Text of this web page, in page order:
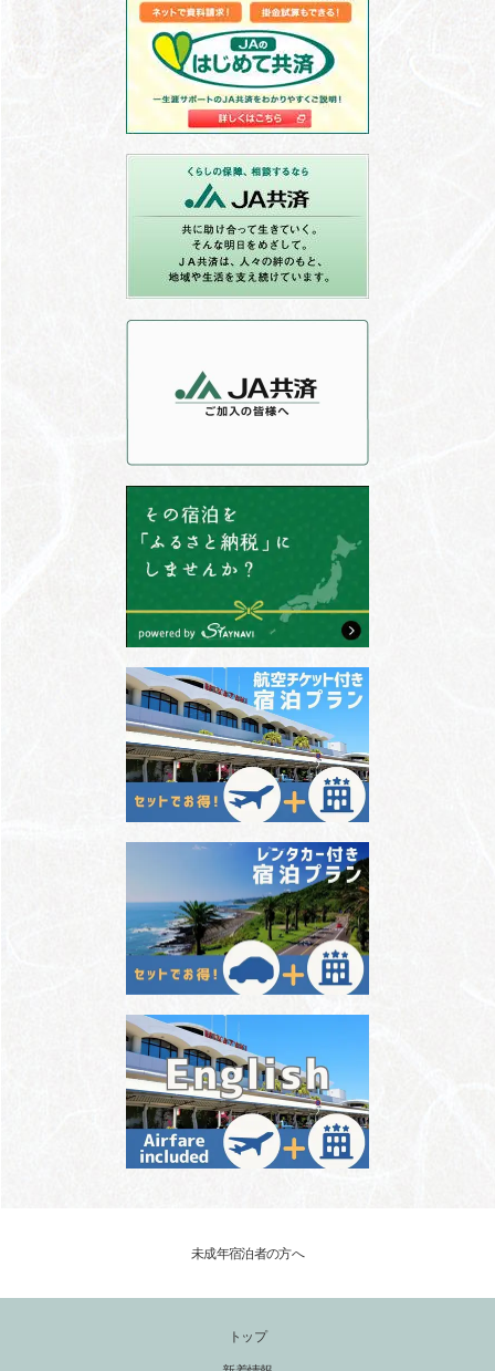
未成年宿泊者の方へ
トップ